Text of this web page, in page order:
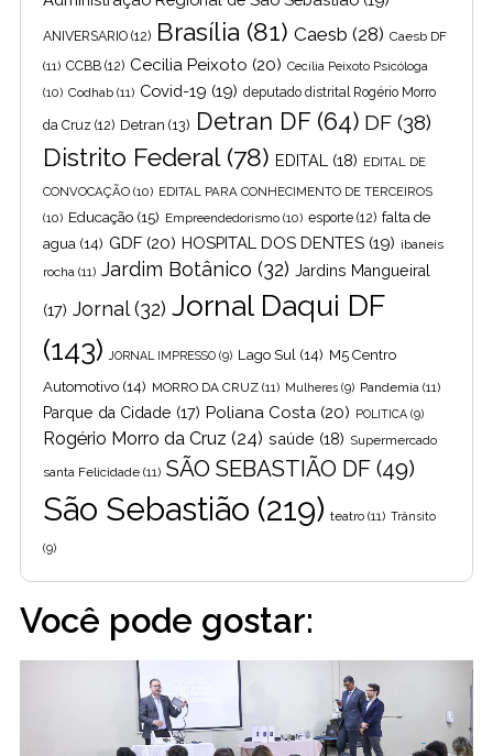
ANIVERSARIO (12) Brasília (81) Caesb (28) Caesb DF
(11) CCBB (12) Cecilia Peixoto (20) Cecília Peixoto Psicóloga
(10) Codhab (11) Covid-19 (19) deputado distrital Rogério Morro
da Cruz (12) Detran (13) Detran DF(64) DF (38)
Distrito Federal(78) EDITAL (18) EDITAL DE
CONVOCAÇÃO (10) EDITAL PARA CONHECIMENTO DE TERCEIROS
(10) Educação (15) Empreendedorismo (10) esporte (12) falta de
agua (14) GDF (20) HOSPITAL DOS DENTES (19) ibaneis
rocha (11) Jardim Botânico (32) Jardins Mangueiral
(17) Jornal(32) Jornal Daqui DF
(143)
JORNAL IMPRESSO (9) Lago Sul (14) M5 Centro
Automotivo (14) MORRO DA CRUZ (11) Mulheres (9) Pandemia (11)
Parque da Cidade (17) Poliana Costa (20) POLITICA (9)
Rogério Morro da Cruz (24) saúde (18) Supermercado
santa Felicidade (11) SÃO SEBASTIÃO DF (49)
São Sebastião (219) teatro (11) Trânsito
(9)
Você pode gostar: